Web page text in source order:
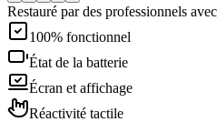
Restauré par des professionnels
100% fonctionnel
État de la batterie
Écran et affichage
Réactivité tactile